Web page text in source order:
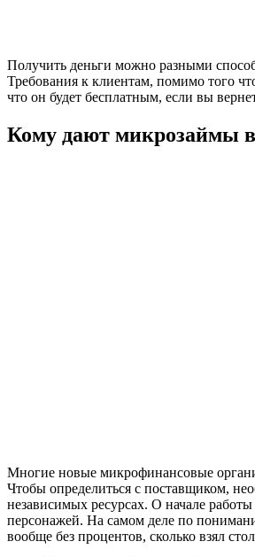
Получить деньги можно разными
Требования к клиентам, помимо того
что он будет бесплатным, если вы
Кому дают микрозаймы в
Многие новые микрофинансовые
Чтобы определиться с поставщиком,
независимых ресурсах. О начале
персонажей. На самом деле по
вообще без процентов, сколько взял